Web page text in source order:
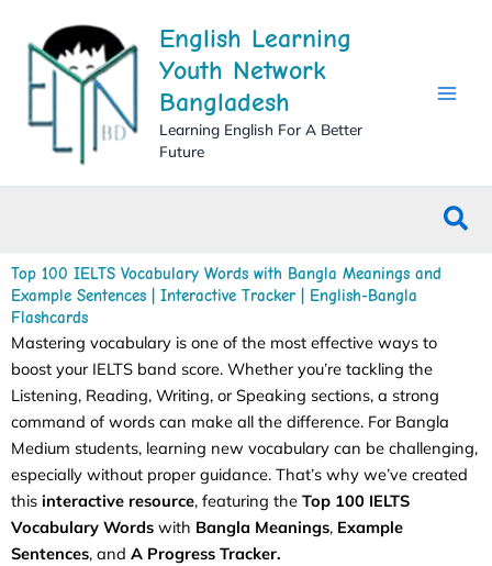
content
English Learning
Youth Network
Bangladesh
Learning English For A Better
Future
Top 100 IELTS Vocabulary Words with Bangla Meanings and
Example Sentences | Interactive Tracker | English-Bangla
Flashcards
Mastering vocabulary is one of the most effective ways to
boost your IELTS band score. Whether you’re tackling the
Listening, Reading, Writing, or Speaking sections, a strong
command of words can make all the difference. For Bangla
Medium students, learning new vocabulary can be challenging,
especially without proper guidance. That’s why we’ve created
this interactive resource, featuring the Top 100 IELTS
Vocabulary Words with Bangla Meanings, Example
Sentences, and A Progress Tracker.